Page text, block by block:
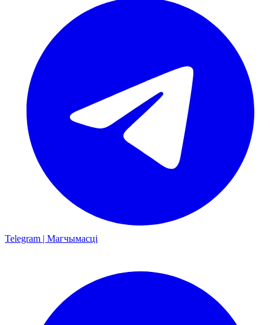
Telegram | Магчымасці